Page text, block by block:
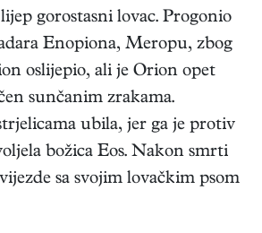
gorostasni lovac. Progonio
Enopiona, Meropu, zbog
oslijepio, ali je Orion opet
sunčanim zrakama.
ubila, jer ga je protiv
božica Eos. Nakon smrti
sa svojim lovačkim psom